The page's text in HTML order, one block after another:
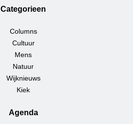
Categorieen
Columns
Cultuur
Mens
Natuur
Wijknieuws
Kiek
Agenda